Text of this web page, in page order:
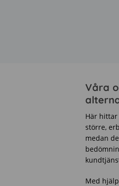
Våra
Här hittar
större,
medan
Med